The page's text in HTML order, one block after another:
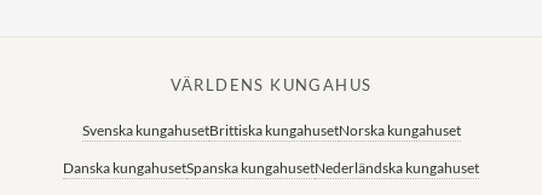
VÄRLDENS KUNGAHUS
Svenska kungahusetBrittiska kungahusetNorska kungahuset
Danska kungahusetSpanska kungahusetNederländska kungahuset